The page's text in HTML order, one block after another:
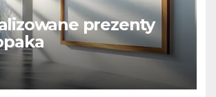
prezenty